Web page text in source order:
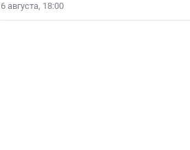
6 августа, 18:00